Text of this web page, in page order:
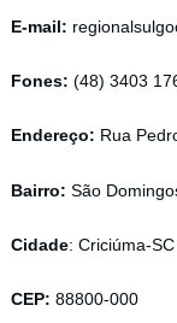
E-mail:
Fones: (48) 3403
Endereço: Rua
Bairro: São
Cidade: Criciúma-SC
CEP: 88800-000